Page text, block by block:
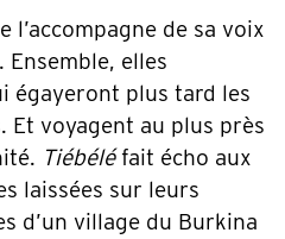
l’accompagne de sa voix
Ensemble, elles
égayeront plus tard les
Et voyagent au plus près
Tiébéléfait écho aux
laissées sur leurs
d’un village du Burkina